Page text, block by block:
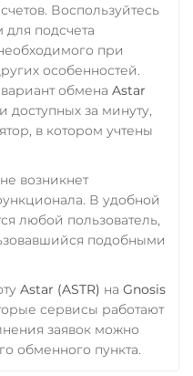
Воспользуйтесь
подсчета
при
особенностей.
обмена Astar
доступных за минуту,
в котором учтены
возникнет
В удобной
любой пользователь,
подобными
Astar (ASTR) на Gnosis
сервисы работают
заявок можно
обменного пункта.